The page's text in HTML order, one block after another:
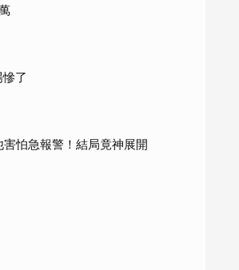
了
怕急報警！結局竟神展開